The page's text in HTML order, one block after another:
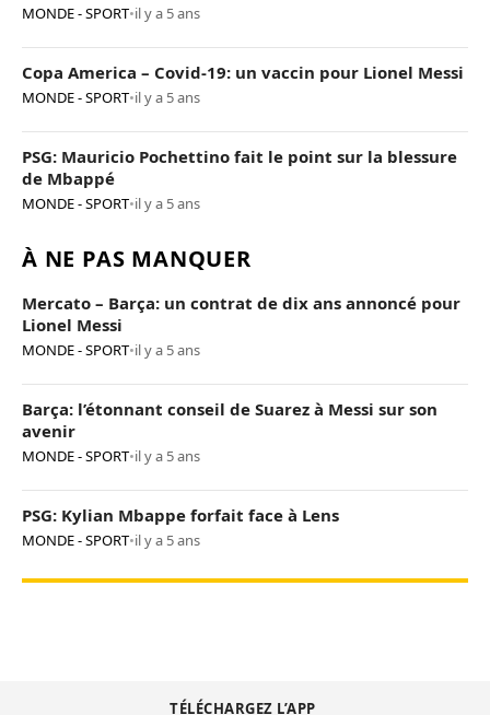
MONDE - SPORT•il y a 5 ans
Copa America – Covid-19: un vaccin pour Lionel Messi
MONDE - SPORT•il y a 5 ans
PSG: Mauricio Pochettino fait le point sur la blessure
de Mbappé
MONDE - SPORT•il y a 5 ans
À NE PAS MANQUER
Mercato – Barça: un contrat de dix ans annoncé pour
Lionel Messi
MONDE - SPORT•il y a 5 ans
Barça: l’étonnant conseil de Suarez à Messi sur son
avenir
MONDE - SPORT•il y a 5 ans
PSG: Kylian Mbappe forfait face à Lens
MONDE - SPORT•il y a 5 ans
TÉLÉCHARGEZ L’APP